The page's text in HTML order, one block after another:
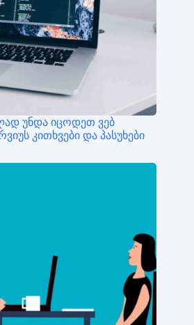
უნდა იცოდეთ ვებ
კითხვები და პასუხები